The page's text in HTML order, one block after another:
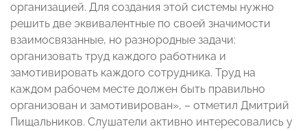
организацией. Для создания этой системы нужно
решить две эквивалентные по своей значимости
взаимосвязанные, но разнородные задачи:
организовать труд каждого работника и
замотивировать каждого сотрудника. Труд на
каждом рабочем месте должен быть правильно
организован и замотивирован», – отметил Дмитрий
Пищальников. Слушатели активно интересовались у